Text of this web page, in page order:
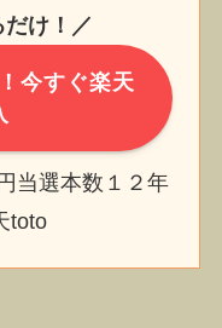
け！／
今すぐ楽天
当選本数１２年
toto